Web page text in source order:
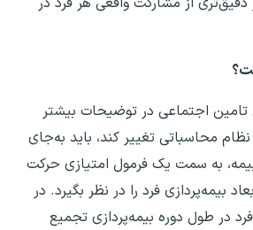
اجتماعی در توضیحات بیشتر
نظام محاسباتی تغییر کند، باید به‌جای
به سمت یک فرمول امتیازی حرکت
بیمه‌پردازی فرد را در نظر بگیرد. در
در طول دوره بیمه‌پردازی تجمیع